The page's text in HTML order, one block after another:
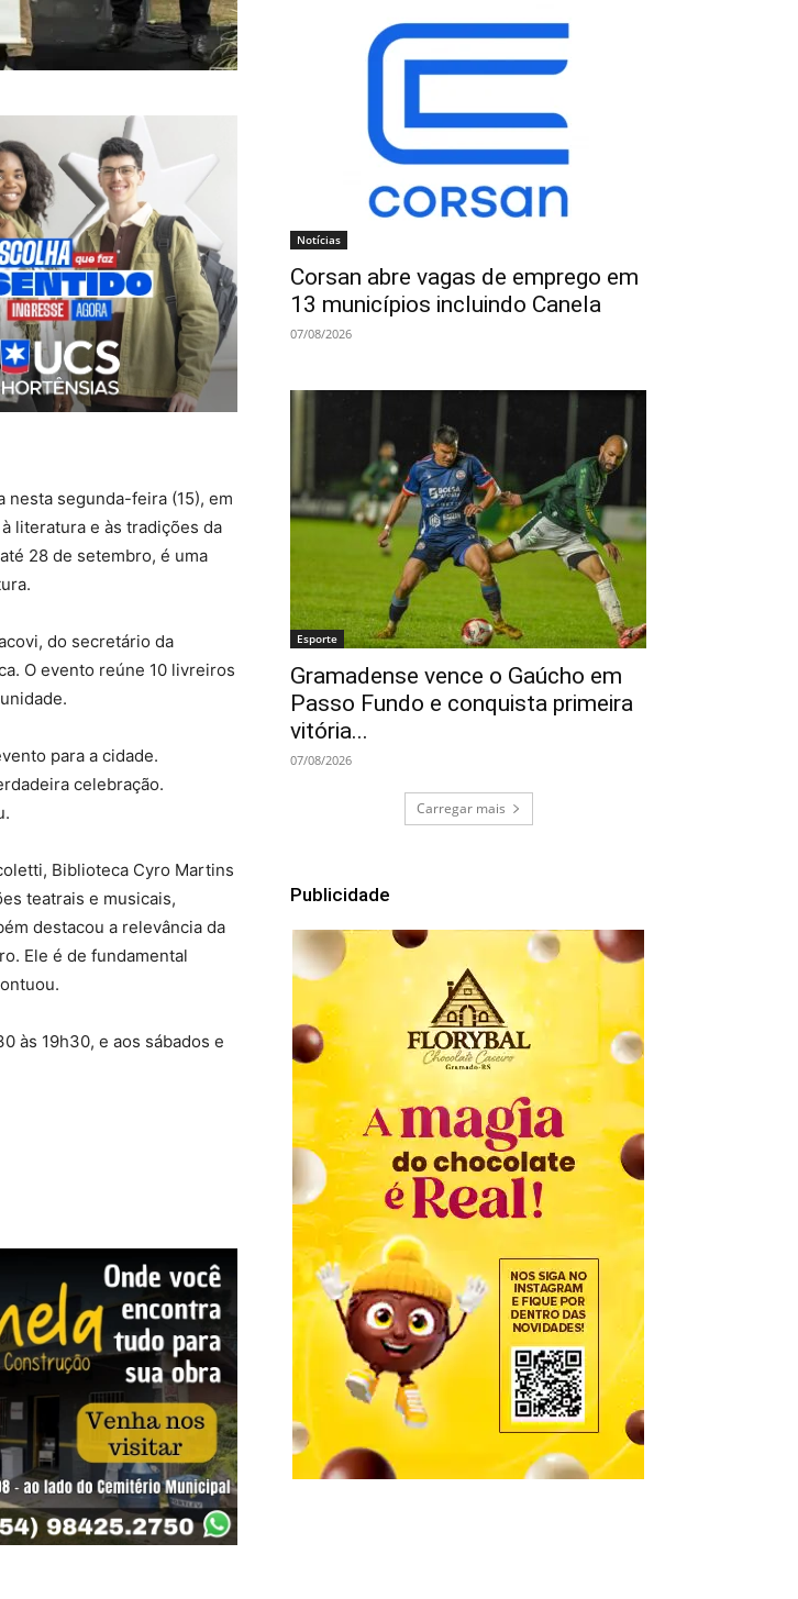
nesta segunda-feira (15), em
literatura e às tradições da
28 de setembro, é uma
do secretário da
O evento reúne 10 livreiros
para a cidade.
celebração.
Biblioteca Cyro Martins
teatrais e musicais,
destacou a relevância da
Ele é de fundamental
às 19h30, e aos sábados e
Notícias
Corsan abre vagas de emprego em
13 municípios incluindo Canela
07/08/2026
Esporte
Gramadense vence o Gaúcho em
Passo Fundo e conquista primeira
vitória...
07/08/2026
Carregar mais
Publicidade